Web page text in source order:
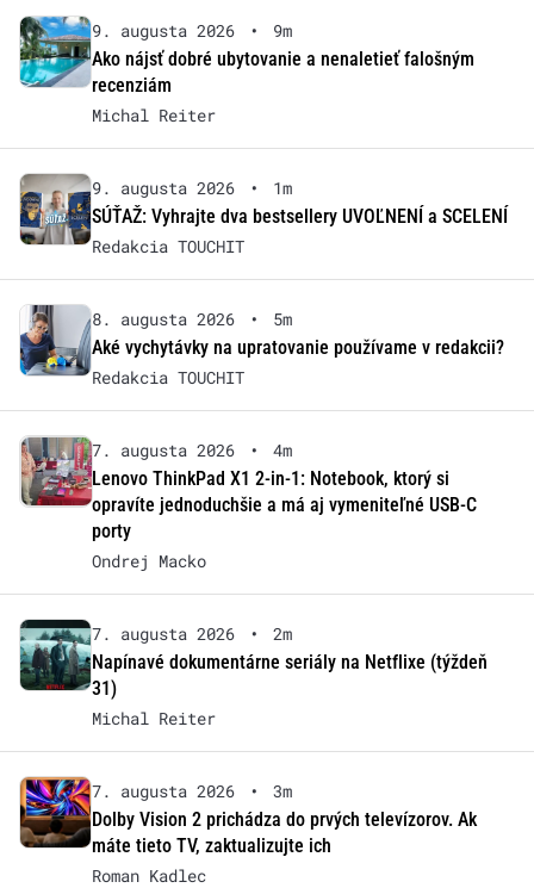
9. augusta 2026 •
9m
Ako nájsť dobré ubytovanie a nenaletieť falošným
recenziám
Michal Reiter
9. augusta 2026 •
1m
SÚŤAŽ: Vyhrajte dva bestsellery UVOĽNENÍ a SCELENÍ
Redakcia TOUCHIT
8. augusta 2026 •
5m
Aké vychytávky na upratovanie používame v redakcii?
Redakcia TOUCHIT
7. augusta 2026 •
4m
Lenovo ThinkPad X1 2-in-1: Notebook, ktorý si
opravíte jednoduchšie a má aj vymeniteľné USB-C
porty
Ondrej Macko
7. augusta 2026 •
2m
Napínavé dokumentárne seriály na Netflixe (týždeň
31)
Michal Reiter
7. augusta 2026 •
3m
Dolby Vision 2 prichádza do prvých televízorov. Ak
máte tieto TV, zaktualizujte ich
Roman Kadlec